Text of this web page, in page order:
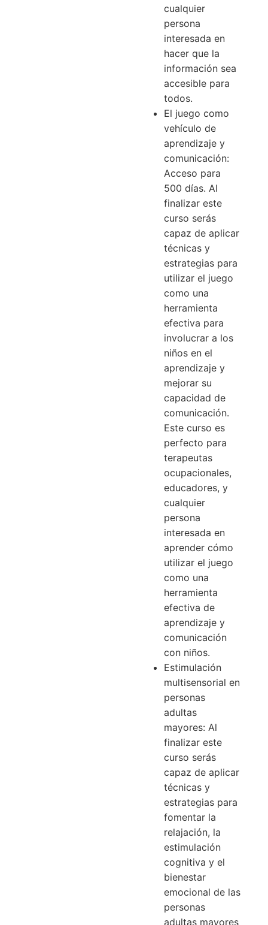
cualquier
persona
interesada en
hacer que la
información sea
accesible para
todos.
El juego como
vehículo de
aprendizaje y
comunicación:
Acceso para
500 días. Al
finalizar este
curso serás
capaz de aplicar
técnicas y
estrategias para
utilizar el juego
como una
herramienta
efectiva para
involucrar a los
niños en el
aprendizaje y
mejorar su
capacidad de
comunicación.
Este curso es
perfecto para
terapeutas
ocupacionales,
educadores, y
cualquier
persona
interesada en
aprender cómo
utilizar el juego
como una
herramienta
efectiva de
aprendizaje y
comunicación
con niños.
Estimulación
multisensorial en
personas
adultas
mayores: Al
finalizar este
curso serás
capaz de aplicar
técnicas y
estrategias para
fomentar la
relajación, la
estimulación
cognitiva y el
bienestar
emocional de las
personas
adultas mayores